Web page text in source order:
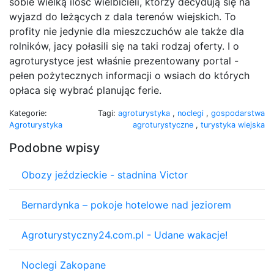
wyjazd do leżących z dala terenów wiejskich. To
profity nie jedynie dla mieszczuchów ale także dla
rolników, jacy połasili się na taki rodzaj oferty. I o
agroturystyce jest właśnie prezentowany portal -
pełen pożytecznych informacji o wsiach do których
opłaca się wybrać planując ferie.
Kategorie:
Agroturystyka
Tagi: agroturystyka , noclegi , gospodarstwa
agroturystyczne , turystyka wiejska
Podobne wpisy
Obozy jeździeckie - stadnina Victor
Bernardynka – pokoje hotelowe nad jeziorem
Agroturystyczny24.com.pl - Udane wakacje!
Noclegi Zakopane